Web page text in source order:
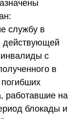
службу в
действующей
инвалиды с
в
работавшие на
блокады и